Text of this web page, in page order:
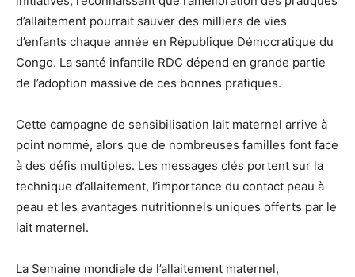
d’allaitement pourrait sauver des milliers de vies
d’enfants chaque année en République Démocratique du
Congo. La santé infantile RDC dépend en grande partie
de l’adoption massive de ces bonnes pratiques.
Cette campagne de sensibilisation lait maternel arrive à
point nommé, alors que de nombreuses familles font face
à des défis multiples. Les messages clés portent sur la
technique d’allaitement, l’importance du contact peau à
peau et les avantages nutritionnels uniques offerts par le
lait maternel.
La Semaine mondiale de l’allaitement maternel,